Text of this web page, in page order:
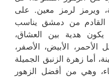
ويرمز لرمز معين. على
القادم من دمشق يناسب
يكون هدية بين العشاق،
الأحمر، الأبيض، الأصفر،
أما زهرة الزنبق الجميلة
وهي من أفضل الزهور